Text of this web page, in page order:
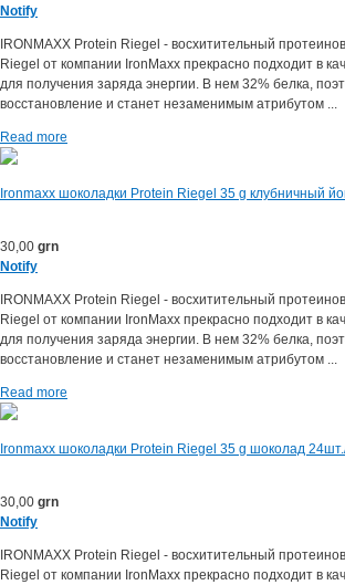
Notify
IRONMAXX Protein Riegel - восхитительный
Riegel от компании IronMaxx прекрасно подходит в
для получения заряда энергии. В нем 32% белка,
восстановление и станет незаменимым атрибутом ...
Read more
Ironmaxx шоколадки Protein Riegel 35 g клубничный
30,00 grn
Notify
IRONMAXX Protein Riegel - восхитительный
Riegel от компании IronMaxx прекрасно подходит в
для получения заряда энергии. В нем 32% белка,
восстановление и станет незаменимым атрибутом ...
Read more
Ironmaxx шоколадки Protein Riegel 35 g шоколад
30,00 grn
Notify
IRONMAXX Protein Riegel - восхитительный
Riegel от компании IronMaxx прекрасно подходит в